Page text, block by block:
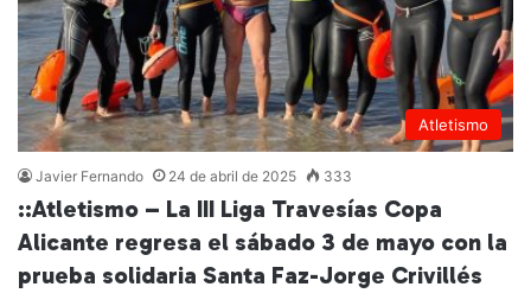
Atletismo
Javier Fernando 24 de abril de 2025 333
::Atletismo – La III Liga Travesías Copa
Alicante regresa el sábado 3 de mayo con la
prueba solidaria Santa Faz-Jorge Crivillés